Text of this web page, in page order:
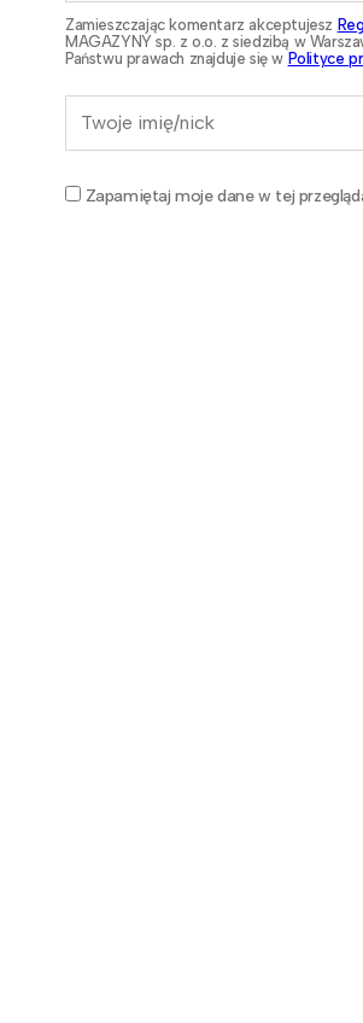
Zamieszczając komentarz akceptujesz
MAGAZYNY sp. z o.o. z siedzibą w
Państwu prawach znajduje się w Polityce
Zapamiętaj moje dane w tej